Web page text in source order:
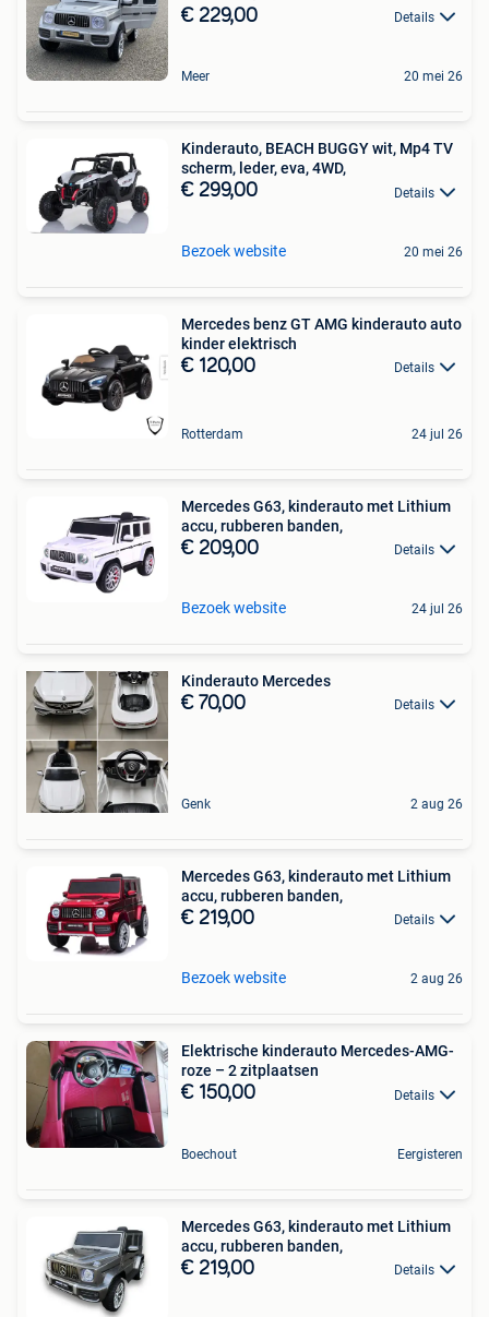
€ 229,00 Details
Meer 20 mei 26
Kinderauto, BEACH BUGGY wit, Mp4 TV
scherm, leder, eva, 4WD,
€ 299,00 Details
Bezoek website 20 mei 26
Mercedes benz GT AMG kinderauto auto
kinder elektrisch
€ 120,00 Details
Rotterdam 24 jul 26
Mercedes G63, kinderauto met Lithium
accu, rubberen banden,
€ 209,00 Details
Bezoek website 24 jul 26
Kinderauto Mercedes
€ 70,00 Details
Genk 2 aug 26
Mercedes G63, kinderauto met Lithium
accu, rubberen banden,
€ 219,00 Details
Bezoek website 2 aug 26
Elektrische kinderauto Mercedes-AMG-
roze – 2 zitplaatsen
€ 150,00 Details
Boechout Eergisteren
Mercedes G63, kinderauto met Lithium
accu, rubberen banden,
€ 219,00 Details